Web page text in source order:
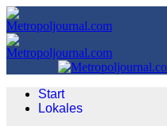
Start
Lokales